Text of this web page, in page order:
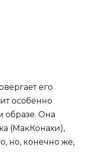
его
особенно
образе. Она
(МакКонахи),
но, конечно же,